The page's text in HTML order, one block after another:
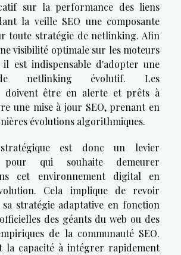
sur la performance des liens
la veille SEO une composante
toute stratégie de netlinking. Afin
visibilité optimale sur les moteurs
il est indispensable d'adopter une
netlinking évolutif. Les
doivent être en alerte et prêts à
une mise à jour SEO, prenant en
évolutions algorithmiques.
est donc un levier
pour qui souhaite demeurer
cet environnement digital en
Cela implique de revoir
stratégie adaptative en fonction
des géants du web ou des
de la communauté SEO.
la capacité à intégrer rapidement